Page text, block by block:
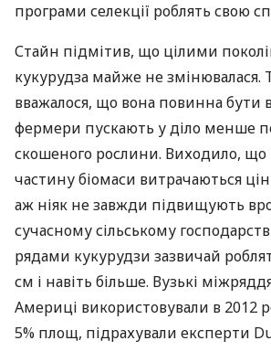
програми селекції роблять свою
Стайн підмітив, що цілими
кукурудза майже не змінювалася.
вважалося, що вона повинна бути
фермери пускають у діло менше
скошеного рослини. Виходило, що
частину біомаси витрачаються
аж ніяк не завжди підвищують
сучасному сільському
рядами кукурудзи зазвичай
см і навіть більше. Вузькі
Америці використовували в 2012
5% площ, підрахували експерти